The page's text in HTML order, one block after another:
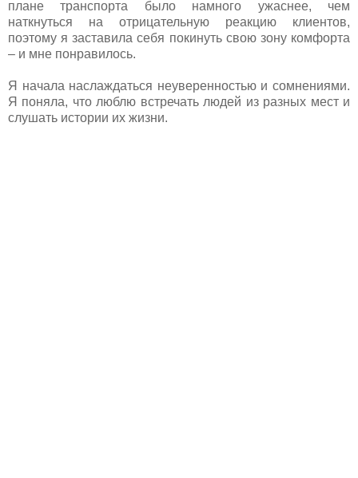
плане транспорта было намного ужаснее, чем
наткнуться на отрицательную реакцию клиентов,
поэтому я заставила себя покинуть свою зону комфорта
– и мне понравилось.
Я начала наслаждаться неуверенностью и сомнениями.
Я поняла, что люблю встречать людей из разных мест и
слушать истории их жизни.